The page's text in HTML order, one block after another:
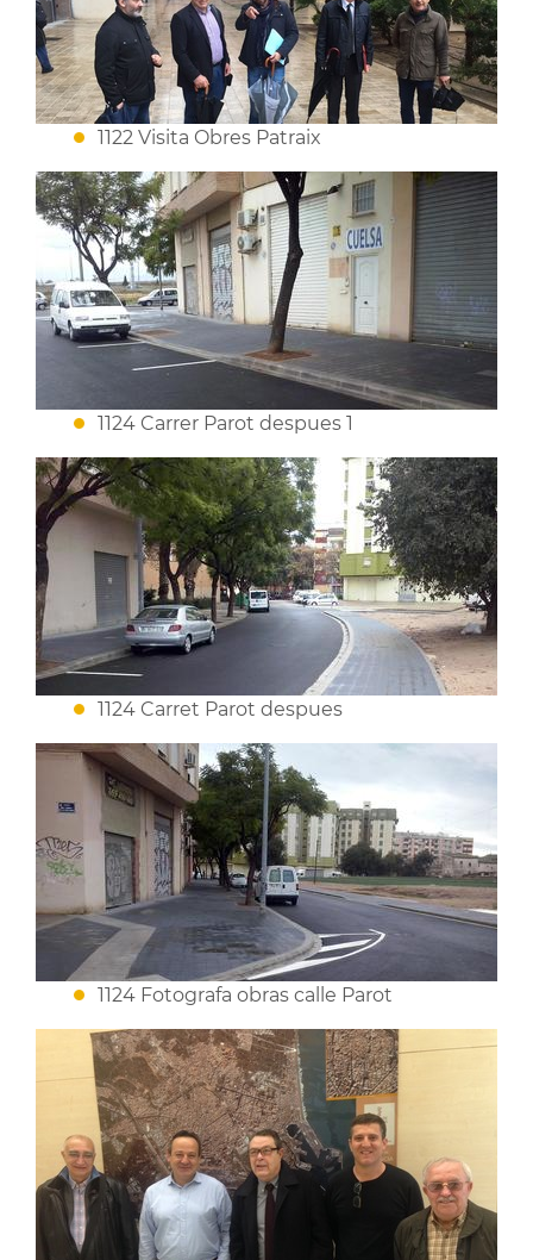
1122 Visita Obres Patraix
1124 Carrer Parot despues 1
1124 Carret Parot despues
1124 Fotografa obras calle Parot